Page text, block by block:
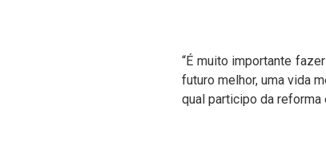
“É muito importante
futuro melhor, uma vida
qual participo da reforma